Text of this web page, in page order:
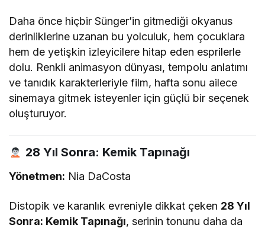
Daha önce hiçbir Sünger’in gitmediği okyanus
derinliklerine uzanan bu yolculuk, hem çocuklara
hem de yetişkin izleyicilere hitap eden esprilerle
dolu. Renkli animasyon dünyası, tempolu anlatımı
ve tanıdık karakterleriyle film, hafta sonu ailece
sinemaya gitmek isteyenler için güçlü bir seçenek
oluşturuyor.
28 Yıl Sonra: Kemik Tapınağı
Yönetmen: Nia DaCosta
Distopik ve karanlık evreniyle dikkat çeken 28 Yıl
Sonra: Kemik Tapınağı, serinin tonunu daha da